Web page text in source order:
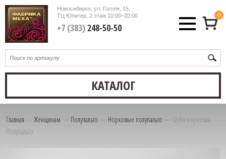
Новосибирск, ул. Гоголя, 15,
ТЦ Юпитер, 2 этаж10:00–20:00
+7 (383)248-50-50
0
КАТАЛОГ
Главная — Женщинам — Полупальто — Норковые полупальто — Шуба норковая.
Полупальто